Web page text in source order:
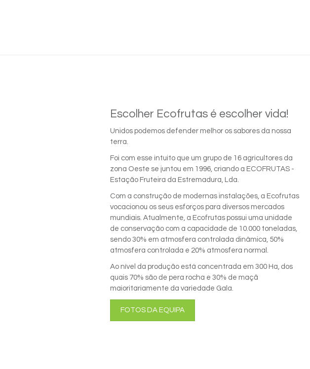
Escolher Ecofrutas é escolher vida!
Unidos podemos defender melhor os sabores da nossa
terra.
Foi com esse intuito que um grupo de 16 agricultores da
zona Oeste se juntou em 1996, criando a ECOFRUTAS -
Estação Fruteira da Estremadura, Lda.
Com a construção de modernas instalações, a Ecofrutas
vocacionou os seus esforços para diversos mercados
mundiais. Atualmente, a Ecofrutas possui uma unidade
de conservação com a capacidade de 10.000 toneladas,
sendo 30% em atmosfera controlada dinâmica, 50%
atmosfera controlada e 20% atmosfera normal.
Ao nível da produção está concentrada em 300 Ha, dos
quais 70% são de pera rocha e 30% de maçã
maioritariamente da variedade Gala.
FOTOS DA EQUIPA